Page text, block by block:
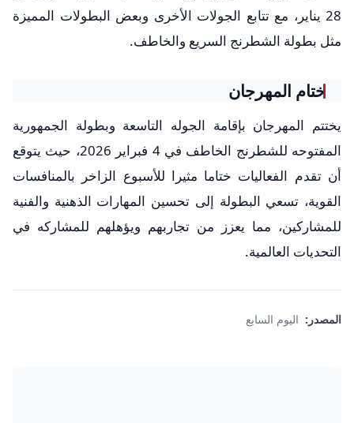
28 يناير، مع تتابع الجولات الأخرى وبعض البطولات المميزة
مثل بطولة الشطرنج السريع والخاطف.
ختام المهرجان
يختتم المهرجان بإقامة الجوله التاسعة وبطولة الجمهورية
المفتوحه للشطرنج الخاطف في 4 فبراير 2026، حيث يتوقع
أن تقدم الفعاليات ختاما مثيرا للأسبوع الزاخر بالمنافسات
القوية، تسعي البطولة إلى تحسين المهارات الذهنية والفنية
للمشاركين، مما يعزز من تجاربهم ويؤهلهم للمشاركه في
التحديات العالمية.
المصدر: اليوم السابع